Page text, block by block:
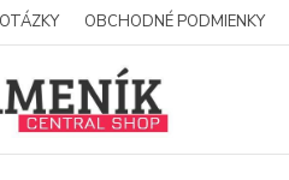
OBCHODNÉ PODMIENKY